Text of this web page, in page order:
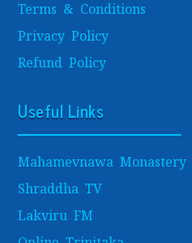
Terms & Conditions
Privacy Policy
Refund Policy
Useful Links
Mahamevnawa Monastery
Shraddha TV
Lakviru FM